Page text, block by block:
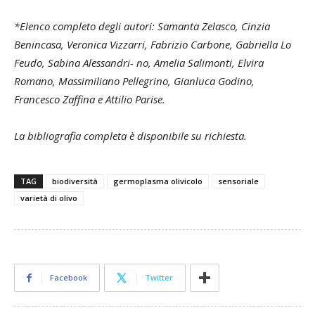
*Elenco completo degli autori: Samanta Zelasco, Cinzia
Benincasa, Veronica Vizzarri, Fabrizio Carbone, Gabriella Lo
Feudo, Sabina Alessandri- no, Amelia Salimonti, Elvira
Romano, Massimiliano Pellegrino, Gianluca Godino,
Francesco Zaffina e Attilio Parise.
La bibliografia completa è disponibile su richiesta.
TAG biodiversità germoplasma olivicolo
sensoriale
varietà di olivo
Facebook Twitter